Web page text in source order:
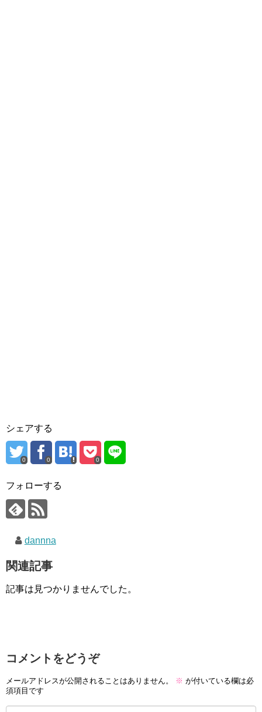
シェアする
0 0 0
フォローする
dannna
関連記事
記事は見つかりませんでした。
コメントをどうぞ
メールアドレスが公開されることはありません。 ※ が付いている欄は必
須項目です